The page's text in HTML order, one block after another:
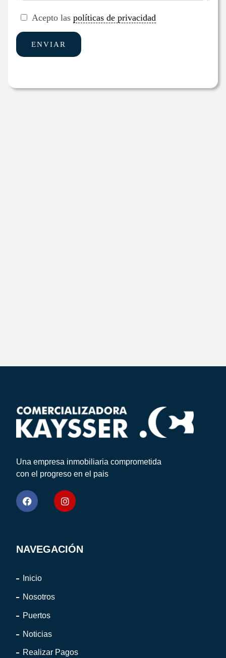
Acepto las políticas de privacidad
Una empresa inmobiliaria comprometida
con el progreso en el pais
NAVEGACIÓN
Inicio
Nosotros
Puertos
Noticias
Realizar Pagos